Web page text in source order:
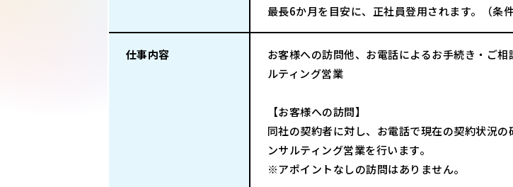
最長6か月を目安に、正社員登用されます。（条件
仕事内容
お客様への訪問他、お電話によるお手続き・ご
ルティング営業
【お客様への訪問】
同社の契約者に対し、お電話で現在の契約状況
ンサルティング営業を行います。
※アポイントなしの訪問はありません。